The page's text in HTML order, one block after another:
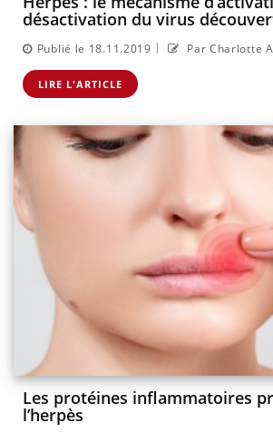
désactivation du virus
Publié le 18.11.2019 | Par Charlotte
LIRE L'ARTICLE
Les protéines inflammatoires
l’herpès